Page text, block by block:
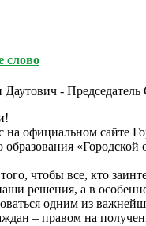
слово
- Председатель
на официальном сайте
«Городской
чтобы все, кто
решения, а в
одним из
– правом на